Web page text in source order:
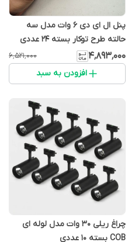
پنل ال ای دی 6 وات مدل سه
حالته طرح توکار بسته 24 عددی
۴٬۸۹۳٬۰۰۰ ۶٬۵۲۱٬۰۰۰
افزودن به سبد
چراغ ریلی 30 وات مدل لوله ای
COB بسته 10 عددی